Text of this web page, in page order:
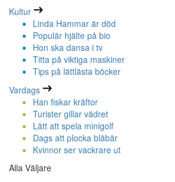
Kultur
Linda Hammar är död
Populär hjälte på bio
Hon ska dansa i tv
Titta på viktiga maskiner
Tips på lättlästa böcker
Vardags
Han fiskar kräftor
Turister gillar vädret
Lätt att spela minigolf
Dags att plocka blåbär
Kvinnor ser vackrare ut
Alla Väljare